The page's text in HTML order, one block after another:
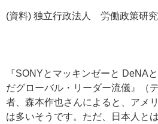
(資料) 独立行政法人 労働政策研
『SONYとマッキンゼーと DeNA
だグローバル・リーダー流儀』（
者、森本作也さんによると、アメ
は多いそうです。ただ、日本人と